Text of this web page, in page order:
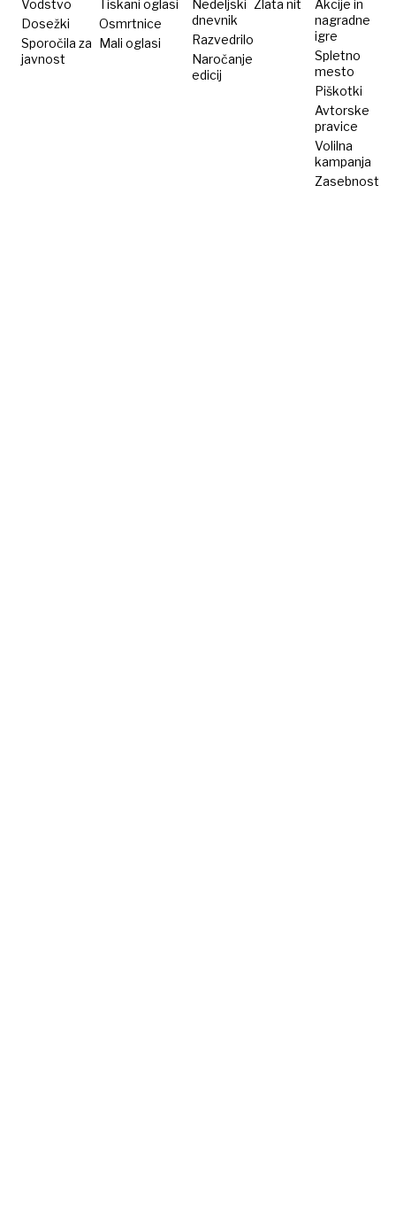
Vodstvo
Dosežki
Sporočila za
javnost
Tiskani oglasi
Osmrtnice
Mali oglasi
Nedeljski
dnevnik
Razvedrilo
Naročanje
edicij
Zlata nit
Akcije in
nagradne
igre
Spletno
mesto
Piškotki
Avtorske
pravice
Volilna
kampanja
Zasebnost